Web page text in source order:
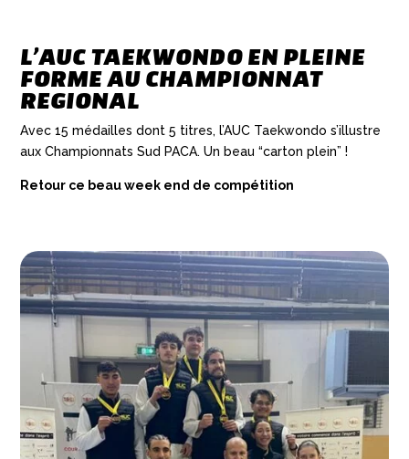
L’AUC TAEKWONDO EN PLEINE
FORME AU CHAMPIONNAT
REGIONAL
Avec 15 médailles dont 5 titres, l’AUC Taekwondo s’illustre
aux Championnats Sud PACA. Un beau “carton plein” !
Retour ce beau week end de compétition